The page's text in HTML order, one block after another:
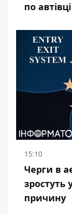
по
15:10
Черги в
зростуть
причину